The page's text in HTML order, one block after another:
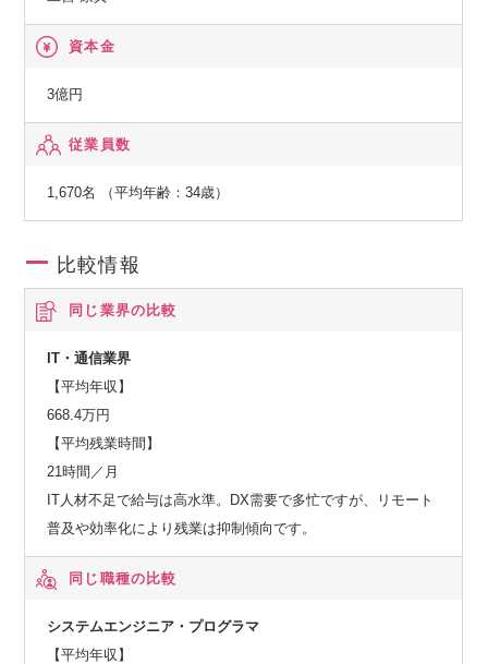
い、クラウド化（AWS／GCP 等）の構築支援、受託開発、情
報システム部門の専門エンジニアリング業務サポート 等
・プロダクト：スト自動化ツール、SAP開発運用ツールの運
用 等
資本金
3億円
従業員数
1,670名 （平均年齢：34歳）
比較情報
同じ業界の比較
IT・通信業界
【平均年収】
668.4万円
【平均残業時間】
21時間／月
IT人材不足で給与は高水準。DX需要で多忙ですが、リモート
普及や効率化により残業は抑制傾向です。
同じ職種の比較
システムエンジニア・プログラマ
【平均年収】